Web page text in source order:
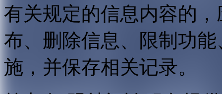
有关规定的信息内容的
布、删除信息、限制功
施，并保存相关记录。